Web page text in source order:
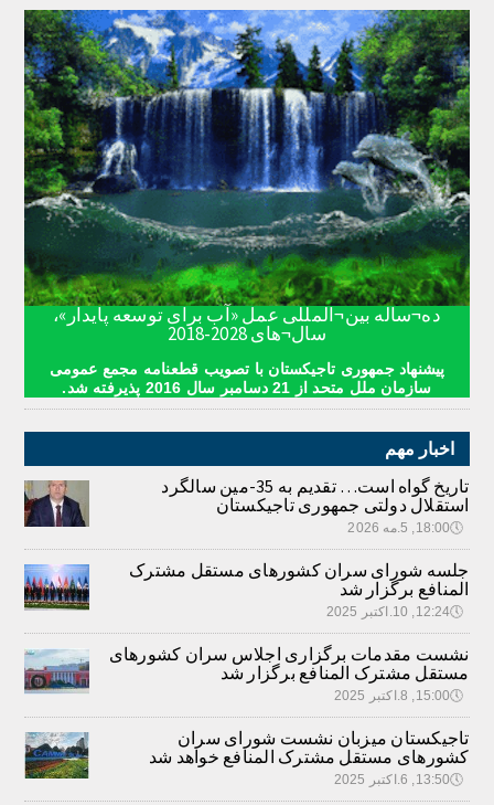
ده¬ساله بین¬المللی عمل «آب برای توسعه پایدار»،
سال¬های 2028-2018
پیشنهاد جمهوری تاجیکستان با تصویب قطعنامه مجمع عمومی
سازمان ملل متحد از 21 دسامبر سال 2016 پذیرفته شد.
اخبار مهم
تاریخ گواه است… تقدیم به 35-مین سالگرد
استقلال دولتی جمهوری تاجیکستان
🕔18:00, 5.مه 2026
جلسه شورای سران کشورهای مستقل مشترک
المنافع برگزار شد
🕔12:24, 10.اکتبر 2025
نشست مقدمات برگزاری اجلاس سران کشورهای
مستقل مشترک المنافع برگزار شد
🕔15:00, 8.اکتبر 2025
تاجیکستان میزبان نشست شورای سران
کشورهای مستقل مشترک المنافع خواهد شد
🕔13:50, 6.اکتبر 2025